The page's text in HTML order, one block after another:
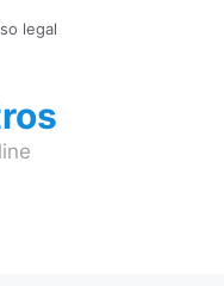
legal